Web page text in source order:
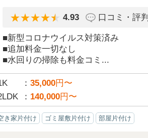
4.93 口コミ・評判
■新型コロナウイルス対策済み
■追加料金一切なし
■水回りの掃除も料金コミ...
35,000円〜
140,000円〜
き家片付け ゴミ屋敷片付け 部屋片付け